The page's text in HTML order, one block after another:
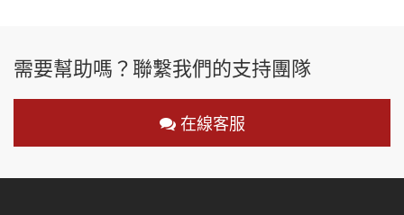
需要幫助嗎？聯繫我們的支持團隊
在線客服